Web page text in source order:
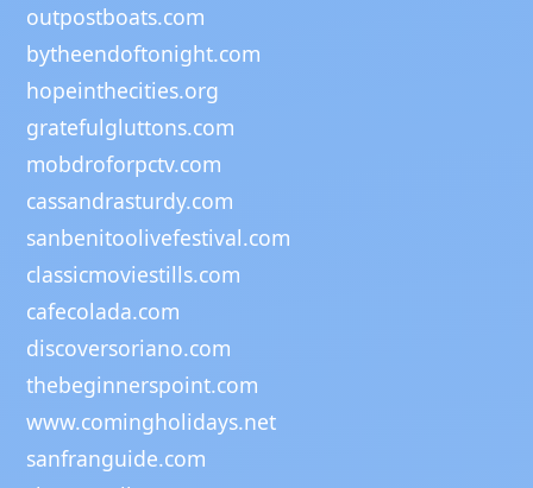
outpostboats.com
bytheendoftonight.com
hopeinthecities.org
gratefulgluttons.com
mobdroforpctv.com
cassandrasturdy.com
sanbenitoolivefestival.com
classicmoviestills.com
cafecolada.com
discoversoriano.com
thebeginnerspoint.com
www.comingholidays.net
sanfranguide.com